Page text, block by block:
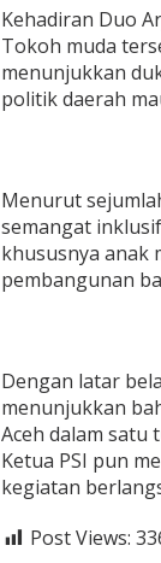
Kehadiran Duo
Tokoh muda
menunjukkan
politik daerah
Menurut
semangat
khususnya anak
pembangunan
Dengan latar
menunjukkan
Aceh dalam satu
Ketua PSI pun
kegiatan
Post Views: